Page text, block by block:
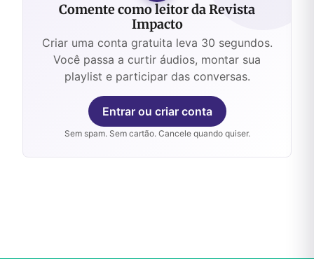
Comente como leitor da Revista
Impacto
Criar uma conta gratuita leva 30 segundos.
Você passa a curtir áudios, montar sua
playlist e participar das conversas.
Entrar ou criar conta
Sem spam. Sem cartão. Cancele quando quiser.